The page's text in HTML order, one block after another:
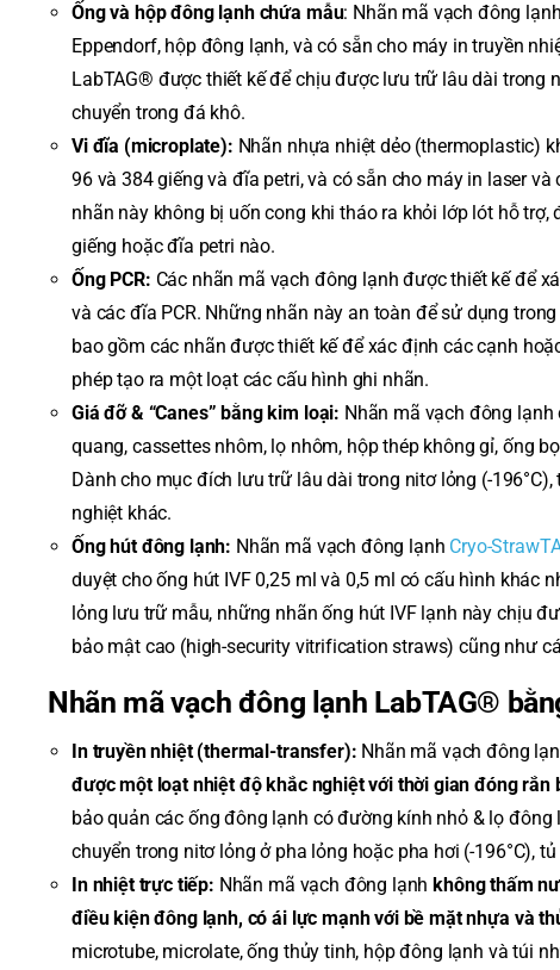
Ống và hộp đông lạnh chứa mẫu: Nhãn mã vạch đông
Eppendorf, hộp đông lạnh, và có sẵn cho máy in truyền
LabTAG® được thiết kế để chịu được lưu trữ lâu dài trong
chuyển trong đá khô.
Vi đĩa (microplate): Nhãn nhựa nhiệt dẻo (thermoplastic)
96 và 384 giếng và đĩa petri, và có sẵn cho máy in laser
nhãn này không bị uốn cong khi tháo ra khỏi lớp lót hỗ
giếng hoặc đĩa petri nào.
Ống PCR: Các nhãn mã vạch đông lạnh được thiết kế để
và các đĩa PCR. Những nhãn này an toàn để sử dụng
bao gồm các nhãn được thiết kế để xác định các cạnh
phép tạo ra một loạt các cấu hình ghi nhãn.
Giá đỡ & “Canes” bằng kim loại: Nhãn mã vạch đông
quang, cassettes nhôm, lọ nhôm, hộp thép không gỉ, ống
Dành cho mục đích lưu trữ lâu dài trong nitơ lỏng (-
nghiệt khác.
Ống hút đông lạnh: Nhãn mã vạch đông lạnh Cryo-
duyệt cho ống hút IVF 0,25 ml và 0,5 ml có cấu hình
lỏng lưu trữ mẫu, những nhãn ống hút IVF lạnh này chịu
bảo mật cao (high-security vitrification straws) cũng như
Nhãn mã vạch đông lạnh LabTAG®
In truyền nhiệt (thermal-transfer): Nhãn mã vạch đông
được một loạt nhiệt độ khắc nghiệt với thời gian đóng
bảo quản các ống đông lạnh có đường kính nhỏ & lọ
chuyển trong nitơ lỏng ở pha lỏng hoặc pha hơi (-196°C),
In nhiệt trực tiếp: Nhãn mã vạch đông lạnhkhông thấm
điều kiện đông lạnh, có ái lực mạnh với bề mặt nhựa và
microtube, microlate, ống thủy tinh, hộp đông lạnh và túi